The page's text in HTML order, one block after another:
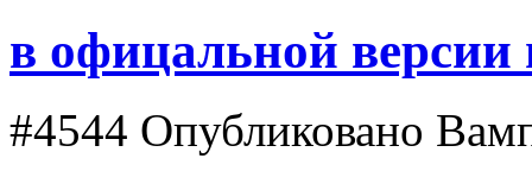
в офицальной версии
#4544 Опубликовано